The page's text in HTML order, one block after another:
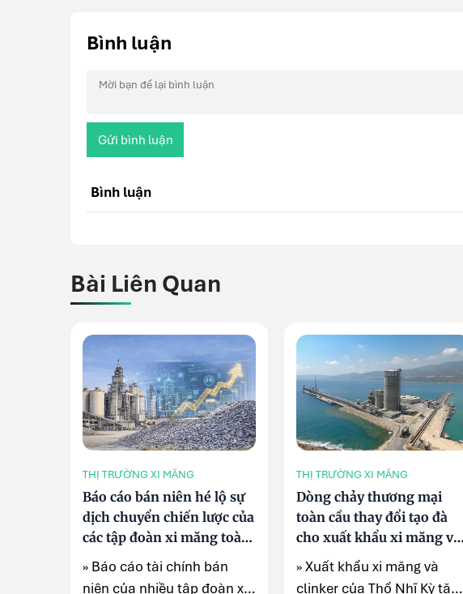
Bình luận
Gửi bình luận
Bình luận
Bài Liên Quan
THỊ TRƯỜNG XI MĂNG
Báo cáo bán niên hé lộ sự
dịch chuyển chiến lược của
các tập đoàn xi măng toàn
» Báo cáo tài chính bán
niên của nhiều tập đoàn xi
THỊ TRƯỜNG XI MĂNG
Dòng chảy thương mại
toàn cầu thay đổi tạo đà
cho xuất khẩu xi măng và
clinker của Thổ Nhĩ Kỳ
» Xuất khẩu xi măng và
clinker của Thổ Nhĩ Kỳ tăng